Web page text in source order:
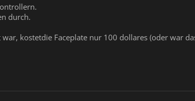
durch.
kostetdie Faceplate nur 100 dollares (oder war